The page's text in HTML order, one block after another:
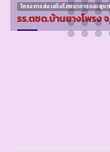
โครงการส่งเสริมโภชนาการและสุ
รร.ตชด.บ้านยางโพรง